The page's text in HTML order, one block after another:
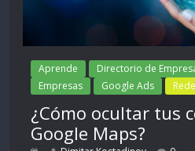
Aprende
Directorio de
Empresas
Google Ads
¿Cómo ocultar tus
Google Maps?